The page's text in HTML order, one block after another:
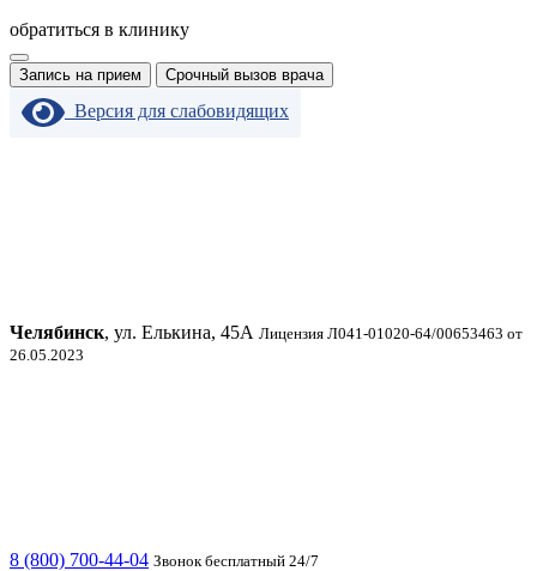
обратиться в клинику
Запись на прием Срочный вызов врача
Версия для слабовидящих
Челябинск, ул. Елькина, 45А Лицензия Л041-01020-64/00653463 от
26.05.2023
8 (800) 700-44-04 Звонок бесплатный 24/7